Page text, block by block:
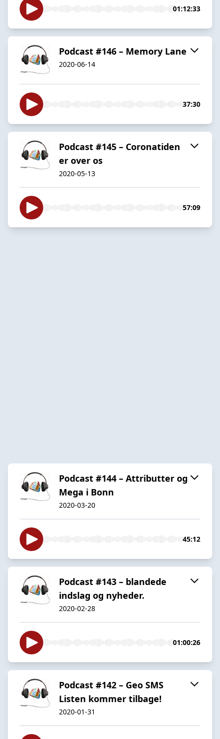
01:12:33
Podcast #146 – Memory Lane
2020-06-14
37:30
Podcast #145 – Coronatiden
er over os
2020-05-13
57:09
Podcast #144 – Attributter og
Mega i Bonn
2020-03-20
45:12
Podcast #143 – blandede
indslag og nyheder.
2020-02-28
01:00:26
Podcast #142 – Geo SMS
Listen kommer tilbage!
2020-01-31